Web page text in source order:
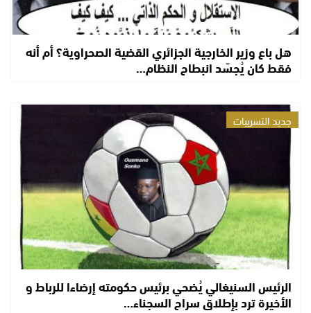
هل باع وزير الخارجية الجزائري القضية الصحراوية؟ أم أنه
فقط كان يُجسّد انبطاح النظام…
جديد التسريبات
الرئيس السنيغالي يُضحي برئيس حكومته إرضاءا للرباط و
الأخيرة ترد بإطلاق سراح السجناء…